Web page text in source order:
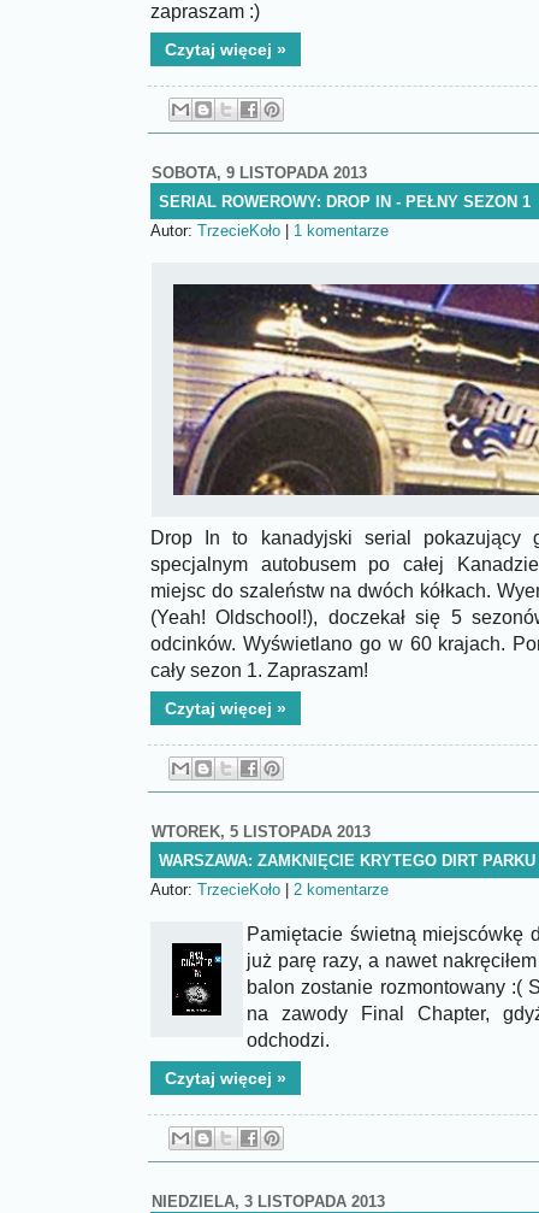
zapraszam :)
Czytaj więcej »
SOBOTA, 9 LISTOPADA 2013
SERIAL ROWEROWY: DROP IN - PEŁNY SEZON 1
Autor: TrzecieKoło | 1 komentarze
Drop In to kanadyjski serial pokazujący
specjalnym autobusem po całej
miejsc do szaleństw na dwóch kółkach.
(Yeah! Oldschool!), doczekał się 5
odcinków. Wyświetlano go w 60 krajach.
cały sezon 1. Zapraszam!
Czytaj więcej »
WTOREK, 5 LISTOPADA 2013
WARSZAWA: ZAMKNIĘCIE KRYTEGO DIRT
Autor: TrzecieKoło | 2 komentarze
Pamiętacie świetną miejscówkę
już parę razy, a nawet
balon zostanie rozmontowany :(
na zawody Final Chapter,
odchodzi.
Czytaj więcej »
NIEDZIELA, 3 LISTOPADA 2013